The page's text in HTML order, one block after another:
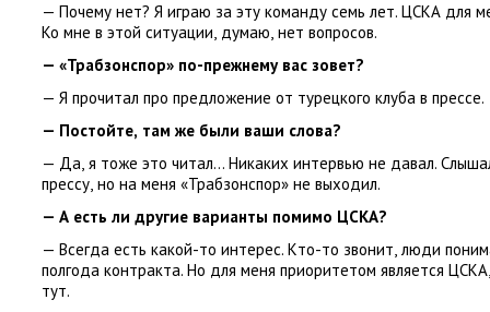
— Почему нет? Я играю за эту команду семь лет. ЦСКА для
Ко мне в этой ситуации, думаю, нет вопросов.
— «Трабзонспор» по-прежнему вас зовет?
— Я прочитал про предложение от турецкого клуба в прессе.
— Постойте, там же были ваши слова?
— Да, я тоже это читал… Никаких интервью не давал.
прессу, но на меня «Трабзонспор» не выходил.
— А есть ли другие варианты помимо ЦСКА?
— Всегда есть какой-то интерес. Кто-то звонит, люди
полгода контракта. Но для меня приоритетом является ЦСКА,
тут.